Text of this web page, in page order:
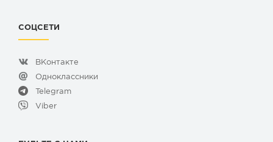
СОЦСЕТИ
ВКонтакте
Одноклассники
Telegram
Viber